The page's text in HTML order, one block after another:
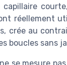
réellement
crée au
boucles sans